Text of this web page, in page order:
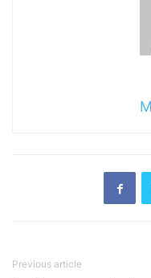
Previous article